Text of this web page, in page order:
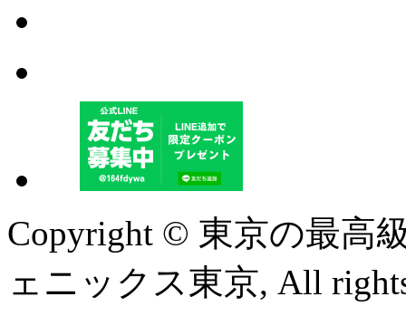
Copyright © 東京の最高
ェニックス東京, All